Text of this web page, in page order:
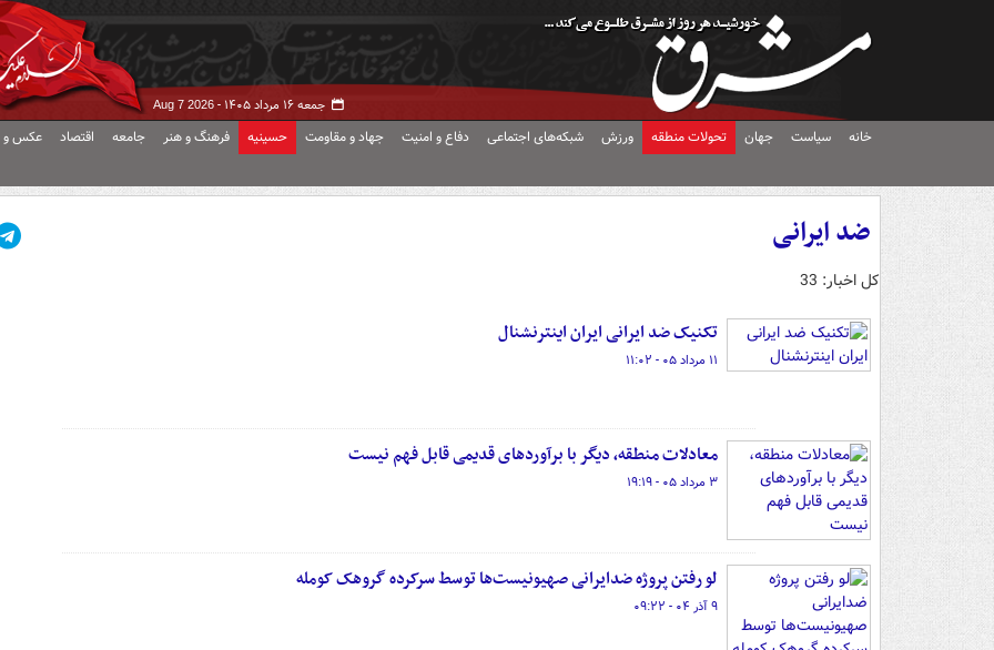
جمعه ۱۶ مرداد ۱۴۰۵ - Aug 7 2026
خانه سیاست جهان تحولات منطقه ورزش شبکه‌های اجتماعی دفاع و امنیت جهاد و مقاومت حسینیه فرهنگ و هنر جامعه اقتصاد عکس و
ضد ایرانی
کل اخبار: 33
تکنیک ضد ایرانی ایران اینترنشنال
۱۱ مرداد ۰۵ - ۱۱:۰۲
معادلات منطقه، دیگر با برآوردهای قدیمی قابل فهم نیست
۳ مرداد ۰۵ - ۱۹:۱۹
لو رفتن پروژه ضدایرانی صهیونیست‌ها توسط سرکرده گروهک کومله
۹ آذر ۰۴ - ۰۹:۲۲